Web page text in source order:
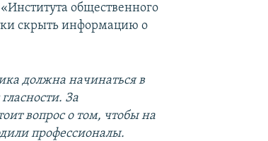
общественного
скрыть информацию о
должна начинаться в
За
вопрос о том, чтобы на
профессионалы.